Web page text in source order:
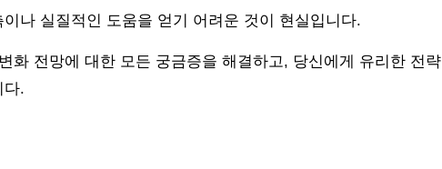
나 실질적인 도움을 얻기 어려운 것이 현실입니다.
화 전망에 대한 모든 궁금증을 해결하고, 당신에게 유리한 전략
다.